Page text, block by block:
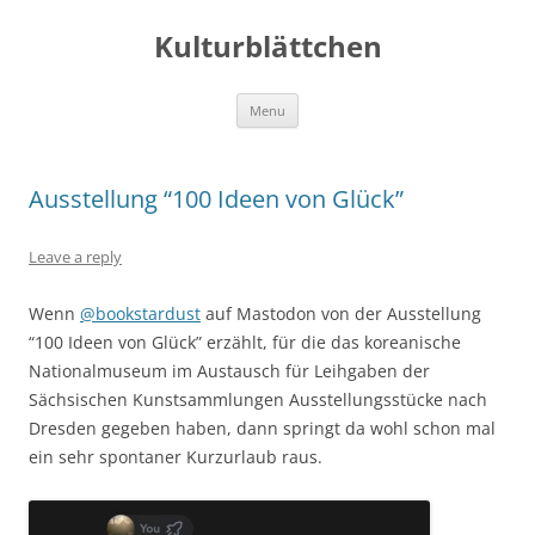
Kulturblättchen
Menu
Ausstellung “100 Ideen von Glück”
Leave a reply
Wenn @bookstardust auf Mastodon von der Ausstellung
“100 Ideen von Glück” erzählt, für die das koreanische
Nationalmuseum im Austausch für Leihgaben der
Sächsischen Kunstsammlungen Ausstellungsstücke nach
Dresden gegeben haben, dann springt da wohl schon mal
ein sehr spontaner Kurzurlaub raus.